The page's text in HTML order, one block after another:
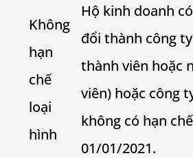
Không
hạn
chế
loại
hình
Hộ kinh doanh
đổi thành công
thành viên hoặc
viên) hoặc công
không có hạn
01/01/2021.